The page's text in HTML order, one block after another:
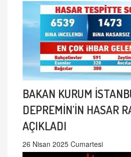
BAKAN KURUM
DEPREMİN'İN HASAR
AÇIKLADI
26 Nisan 2025 Cumartesi